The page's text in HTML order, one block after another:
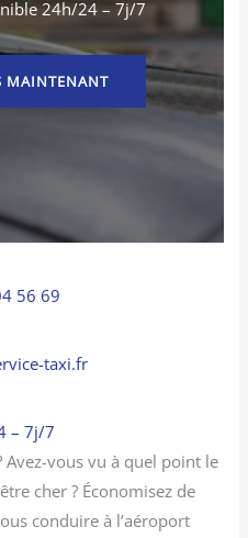
24h/24 – 7j/7
MAINTENANT
56 69
taxi.fr
– 7j/7
Avez-vous vu à quel point le
cher ? Économisez de
conduire à l’aéroport